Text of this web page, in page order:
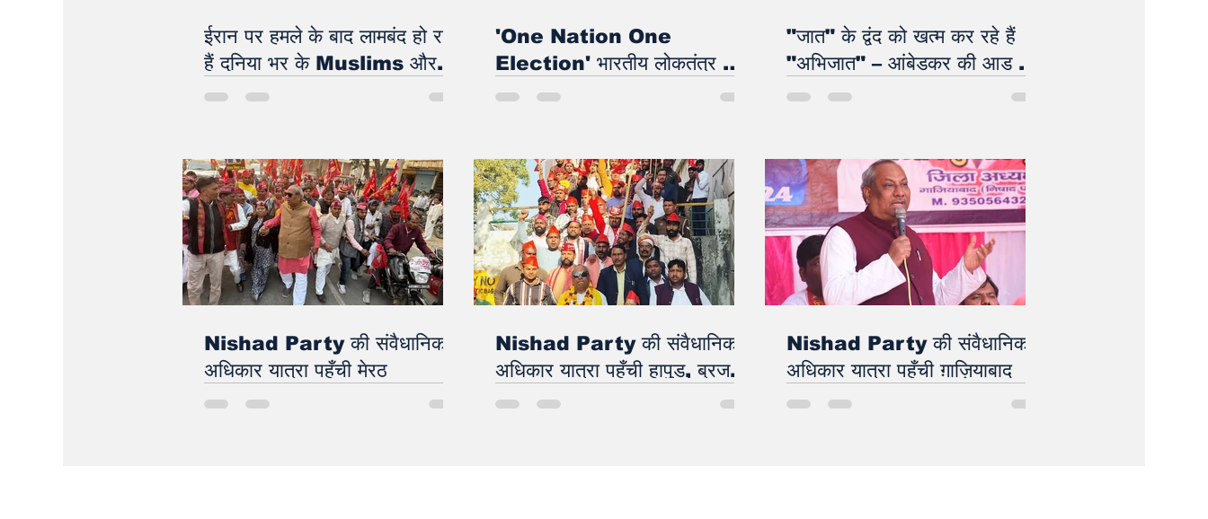
ईरान पर हमले के बाद लामबंद हो रहे
हैं दुनिया भर के Muslims और
Muslim countries
'One Nation One
Election' भारतीय लोकतंत्र को
मजबूत करेगा : कलराज मिश्र
"जात" के द्वंद को खत्म कर रहे हैं
"अभिजात" – आंबेडकर की आड़ में
BJP को बदनाम करने के विपक्षी
Nishad Party की संवैधानिक
अधिकार यात्रा पहुँची मेरठ
Nishad Party की संवैधानिक
अधिकार यात्रा पहुँची हापुड़, ब्रज
घाट से लेकर मीरा के रेती तक भव्य
Nishad Party की संवैधानिक
अधिकार यात्रा पहुँची ग़ाज़ियाबाद